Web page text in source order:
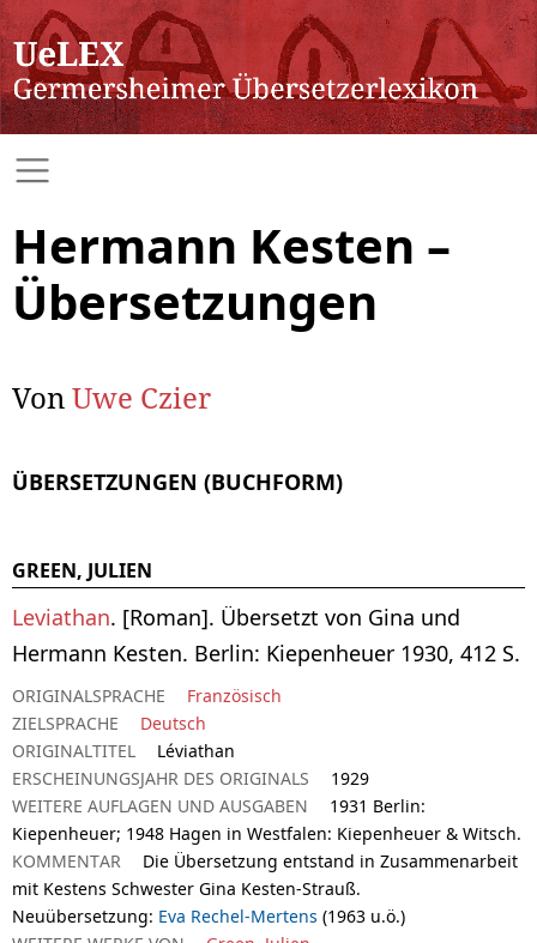
Hermann Kesten –
Übersetzungen
VonUwe Czier
ÜBERSETZUNGEN (BUCHFORM)
GREEN, JULIEN
Leviathan. [Roman]. Übersetzt von Gina und
Hermann Kesten. Berlin: Kiepenheuer 1930, 412 S.
ORIGINALSPRACHE
Französisch
ZIELSPRACHE
Deutsch
ORIGINALTITEL
Léviathan
ERSCHEINUNGSJAHR DES ORIGINALS
1929
WEITERE AUFLAGEN UND AUSGABEN
1931 Berlin:
Kiepenheuer; 1948 Hagen in Westfalen: Kiepenheuer & Witsch.
KOMMENTAR
Die Übersetzung entstand in Zusammenarbeit
mit Kestens Schwester Gina Kesten-Strauß.
Neuübersetzung: Eva Rechel-Mertens (1963 u.ö.)